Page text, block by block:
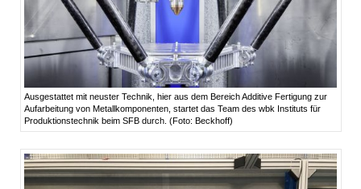
Ausgestattet mit neuster Technik, hier aus dem Bereich Additive Fertigung zur
Aufarbeitung von Metallkomponenten, startet das Team des wbk Instituts für
Produktionstechnik beim SFB durch. (Foto: Beckhoff)